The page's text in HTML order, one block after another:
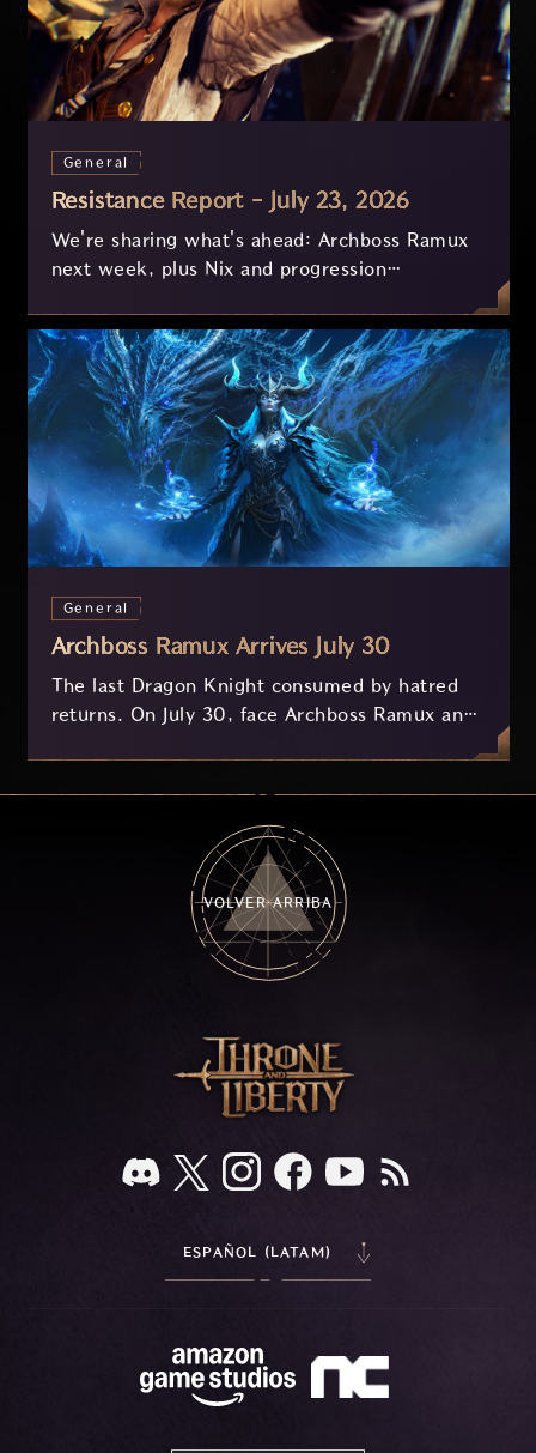
General
Resistance Report - July 23, 2026
We're sharing what's ahead: Archboss Ramux
next week, plus Nix and progression
on your feedback.
General
Archboss Ramux Arrives July 30
The last Dragon Knight consumed by hatred
returns. On July 30, face Archboss Ramux and
key combat mechanics, the Ballista, and the
new Archboss equipment that awaits.
VOLVER ARRIBA
ESPAÑOL (LATAM)